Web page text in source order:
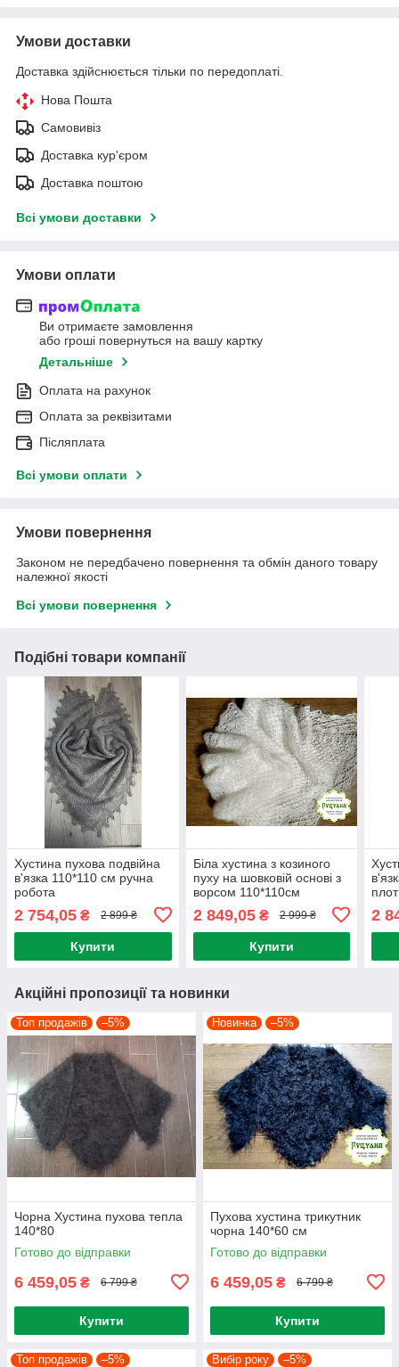
Умови доставки
Доставка здійснюється тільки по передоплаті.
Нова Пошта
Самовивіз
Доставка кур'єром
Доставка поштою
Всі умови доставки
Умови оплати
Ви отримаєте замовлення
або гроші повернуться на вашу картку
Детальніше
Оплата на рахунок
Оплата за реквізитами
Післяплата
Всі умови оплати
Умови повернення
Законом не передбачено повернення та обмін даного товару
належної якості
Всі умови повернення
Подібні товари компанії
Хустина пухова подвійна
в'язка 110*110 см ручна
робота
2 754,05 ₴ 2 899 ₴
Купити
Біла хустина з козиного
пуху на шовковій основі з
ворсом 110*110см
2 849,05₴ 2 999 ₴
Купити
2
Акційні пропозиції та новинки
Топ продажів –5%
Чорна Хустина пухова тепла
140*80
Готово до відправки
6 459,05 ₴ 6 799 ₴
Купити
Новинка –5%
Пухова хустина трикутник
чорна 140*60 см
Готово до відправки
6 459,05 ₴ 6 799 ₴
Купити
Топ продажів –5% Вибір року –5%